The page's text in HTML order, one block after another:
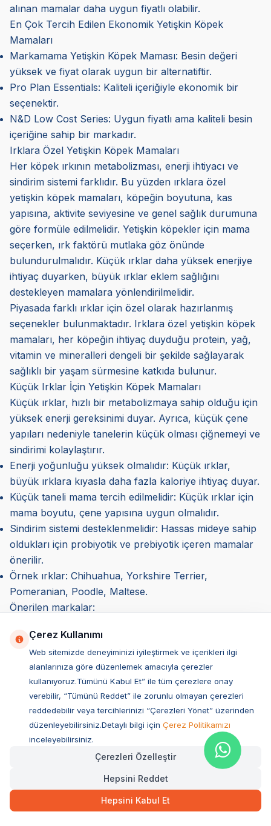
alınan mamalar daha uygun fiyatlı olabilir.
En Çok Tercih Edilen Ekonomik Yetişkin Köpek
Mamaları
Markamama Yetişkin Köpek Maması: Besin değeri
yüksek ve fiyat olarak uygun bir alternatiftir.
Pro Plan Essentials: Kaliteli içeriğiyle ekonomik bir
seçenektir.
N&D Low Cost Series: Uygun fiyatlı ama kaliteli besin
içeriğine sahip bir markadır.
Irklara Özel Yetişkin Köpek Mamaları
Her köpek ırkının metabolizması, enerji ihtiyacı ve
sindirim sistemi farklıdır. Bu yüzden ırklara özel
yetişkin köpek mamaları, köpeğin boyutuna, kas
yapısına, aktivite seviyesine ve genel sağlık durumuna
göre formüle edilmelidir. Yetişkin köpekler için mama
seçerken, ırk faktörü mutlaka göz önünde
bulundurulmalıdır. Küçük ırklar daha yüksek enerjiye
ihtiyaç duyarken, büyük ırklar eklem sağlığını
destekleyen mamalara yönlendirilmelidir.
Piyasada farklı ırklar için özel olarak hazırlanmış
seçenekler bulunmaktadır. Irklara özel yetişkin köpek
mamaları, her köpeğin ihtiyaç duyduğu protein, yağ,
vitamin ve mineralleri dengeli bir şekilde sağlayarak
sağlıklı bir yaşam sürmesine katkıda bulunur.
Küçük Irklar İçin Yetişkin Köpek Mamaları
Küçük ırklar, hızlı bir metabolizmaya sahip olduğu için
yüksek enerji gereksinimi duyar. Ayrıca, küçük çene
yapıları nedeniyle tanelerin küçük olması çiğnemeyi ve
sindirimi kolaylaştırır.
Enerji yoğunluğu yüksek olmalıdır: Küçük ırklar,
büyük ırklara kıyasla daha fazla kaloriye ihtiyaç duyar.
Küçük taneli mama tercih edilmelidir: Küçük ırklar için
mama boyutu, çene yapısına uygun olmalıdır.
Sindirim sistemi desteklenmelidir: Hassas mideye sahip
oldukları için probiyotik ve prebiyotik içeren mamalar
önerilir.
Örnek ırklar: Chihuahua, Yorkshire Terrier,
Pomeranian, Poodle, Maltese.
Önerilen markalar:
formüle edilmiş sindirimi kolay bir mamadır.
N&D Small Breed Adult: Küçük ırklar için tahılsız ve
yüksek protein içeren mama seçenekleri sunar.
Pro Plan Small & Mini Adult: Küçük ırklara özel
yüksek enerjili formüller içerir.
Orta Irklar İçin Yetişkin Köpek Mamaları
Orta büyüklükteki köpekler, genellikle aktif bir yaşam
sürer ve kas kütlelerini koruyabilmek için dengeli bir
beslenmeye ihtiyaç duyar. Yetişkin köpek maması, bu
ırklar için protein, yağ ve lif açısından dengeli olmalıdır.
Protein oranı dengeli olmalıdır: Orta ırklar için %25-30
protein içeren mamalar tercih edilmelidir.
Çerez Kullanımı
Web sitemizde deneyiminizi iyileştirmek ve içerikleri ilgi
alanlarınıza göre düzenlemek amacıyla çerezler
kullanıyoruz.Tümünü Kabul Et” ile tüm çerezlere onay
verebilir, “Tümünü Reddet” ile zorunlu olmayan çerezleri
reddedebilir veya tercihlerinizi “Çerezleri Yönet” üzerinden
düzenleyebilirsiniz.Detaylı bilgi için Çerez Politikamızı
inceleyebilirsiniz.
Çerezleri Özelleştir
Hepsini Reddet
Hepsini Kabul Et